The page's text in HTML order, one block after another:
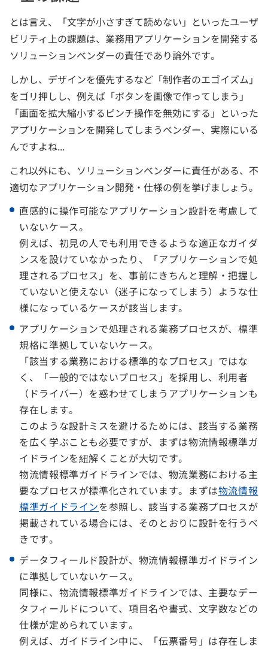
とは言え、「文字が小さすぎて読めない」といったユーザ
ビリティ上の課題は、業務用アプリケーションを開発する
ソリューションベンダーの責任であり論外です。
しかし、デザインを優先するなど「制作者のエゴイズム」
をゴリ押しし、例えば「ボタンを画像で作ってしまう」
「画面を拡大縮小するピンチ操作を無効にする」といった
アプリケーションを開発してしまうベンダー、実際にいる
んですよね...
これ以外にも、ソリューションベンダーに責任がある、不
適切なアプリケーション開発・仕様の例を挙げましょう。
直感的に操作可能なアプリケーション設計を考慮して
いないケース。
例えば、初見の人でも利用できるような適正なガイダ
ンスを設けていなかったり、「アプリケーションで処
理されるプロセス」を、事前にきちんと理解・把握し
ていないと使えない（迷子になってしまう）ような仕
様になっているケースが該当します。
アプリケーションで処理される業務プロセスが、標準
規格に準拠していないケース。
「該当する業務における標準的なプロセス」ではな
く、「一般的ではないプロセス」を採用し、利用者
（ドライバー）を惑わせてしまうアプリケーションも
存在します。
このような設計ミスを避けるためには、該当する業務
を広く学ぶことも必要ですが、まずは物流情報標準ガ
イドラインを紐解くことが大切です。
物流情報標準ガイドラインでは、物流業務における主
要なプロセスが標準化されています。まずは物流情報
標準ガイドラインを参照し、該当する業務プロセスが
掲載されている場合には、そのとおりに設計を行うべ
きです。
データフィールド設計が、物流情報標準ガイドライン
に準拠していないケース。
同様に、物流情報標準ガイドラインでは、主要なデー
タフィールドについて、項目名や書式、文字数などの
仕様が定められています。
例えば、ガイドライン中に、「伝票番号」は存在しま